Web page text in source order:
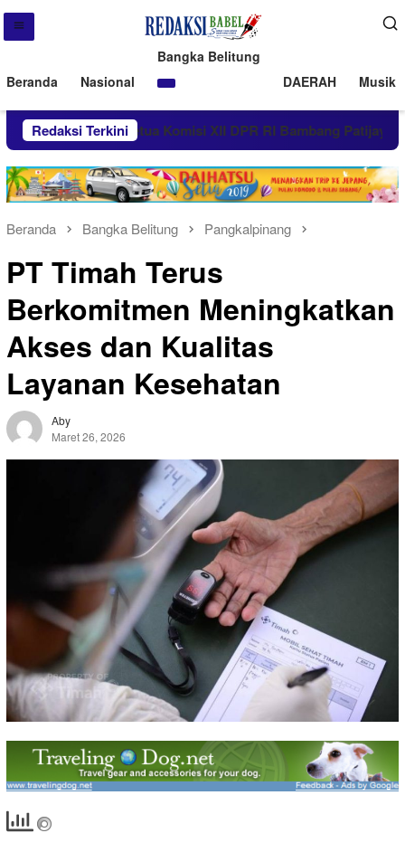
Beranda Nasional
Bangka Belitung
DAERAH
Musik
Redaksi Terkini
Membara, Ketua Komisi XII DPR RI Bambang Patijaya
Beranda Bangka Belitung Pangkalpinang
PT Timah Terus
Berkomitmen Meningkatkan
Akses dan Kualitas
Layanan Kesehatan
Aby
Maret 26, 2026